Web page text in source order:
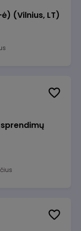
(Vilnius, LT)